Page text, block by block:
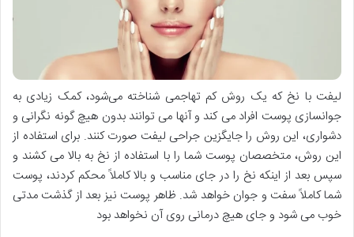
لیفت با نخ که یک روش کم تهاجمی شناخته می‌شود، کمک زیادی به
جوانسازی پوست افراد می کند و آنها می توانند بدون هیچ گونه نگرانی و
دشواری، این روش را جایگزین جراحی لیفت صورت کنند. برای استفاده از
این روش، متخصصان پوست شما را با استفاده از نخ به بالا می کشند و
سپس بعد از اینکه نخ را در جای مناسب و بالا کاملاً محکم کردند، پوست
شما کاملاً سفت و جوان خواهد شد. ظاهر پوست نیز بعد از گذشت مدتی
خوب می شود و جای هیچ درمانی روی آن نخواهد بود